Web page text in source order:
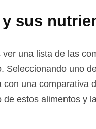
sus
una lista de las
Seleccionando uno
con una comparativa
de estos alimentos y